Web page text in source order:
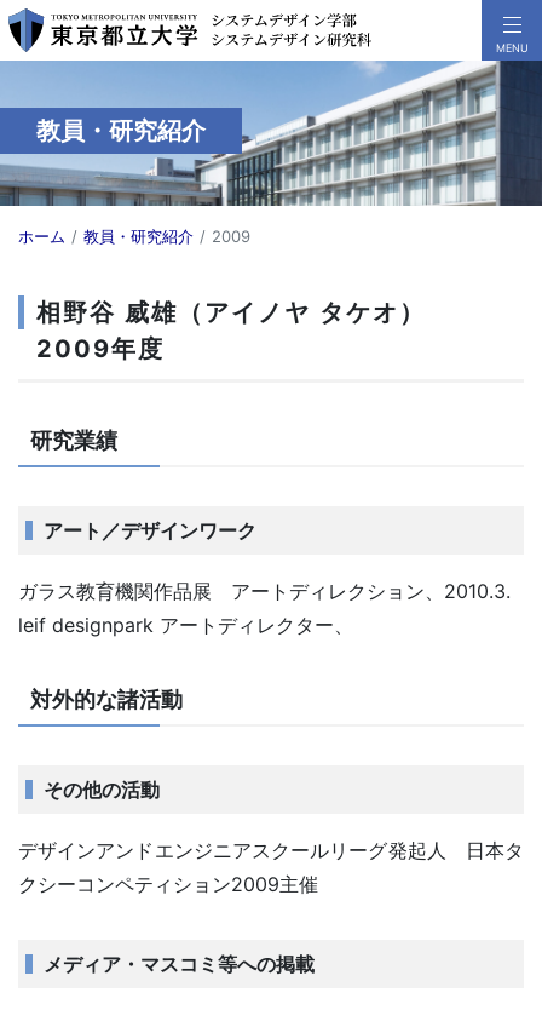
教員・研究紹介
ホーム 教員・研究紹介 2009
相野谷 威雄（アイノヤ タケオ）
2009年度
研究業績
アート／デザインワーク
ガラス教育機関作品展 アートディレクション、2010.3.
leif designpark アートディレクター、
対外的な諸活動
その他の活動
デザインアンドエンジニアスクールリーグ発起人 日本タ
クシーコンペティション2009主催
メディア・マスコミ等への掲載